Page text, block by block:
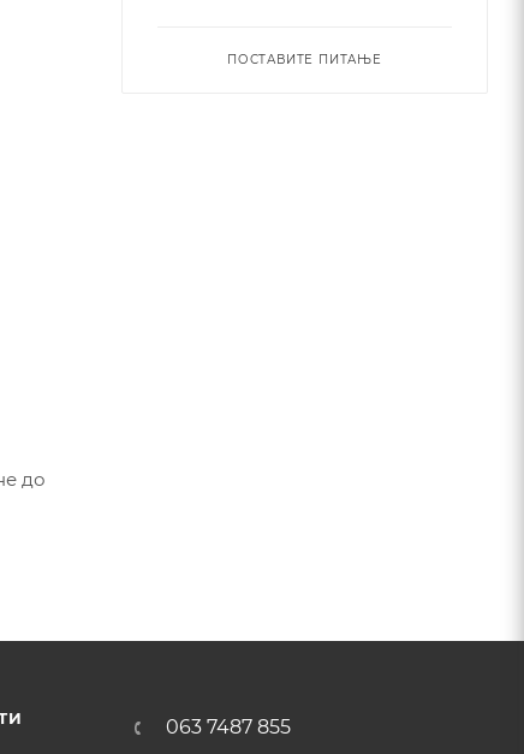
до
ПОСТАВИТЕ ПИТАЊЕ
063 7487 855